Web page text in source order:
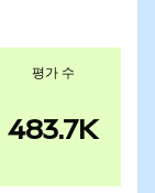
평가 수
483.7K